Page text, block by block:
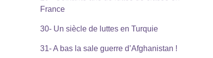
France
30- Un siècle de luttes en Turquie
31- A bas la sale guerre d’Afghanistan !